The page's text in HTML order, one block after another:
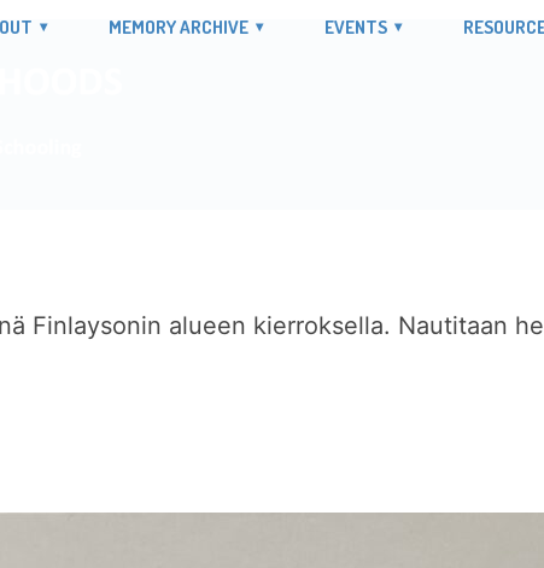
MEMORY ARCHIVE EVENTS
Finlaysonin alueen kierroksella. Nautitaan